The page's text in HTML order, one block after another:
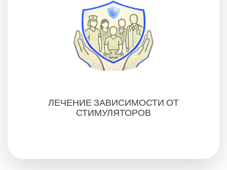
ЛЕЧЕНИЕ ЗАВИСИМОСТИ ОТ
СТИМУЛЯТОРОВ